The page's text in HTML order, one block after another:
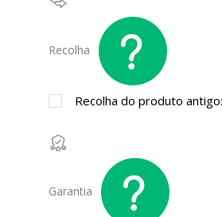
Recolha
Recolha do produto
Garantia